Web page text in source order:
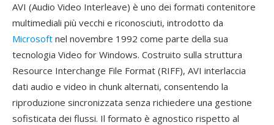
AVI (Audio Video Interleave) è uno dei formati contenitore
multimediali più vecchi e riconosciuti, introdotto da
Microsoft nel novembre 1992 come parte della sua
tecnologia Video for Windows. Costruito sulla struttura
Resource Interchange File Format (RIFF), AVI interlaccia
dati audio e video in chunk alternati, consentendo la
riproduzione sincronizzata senza richiedere una gestione
sofisticata dei flussi. Il formato è agnostico rispetto al